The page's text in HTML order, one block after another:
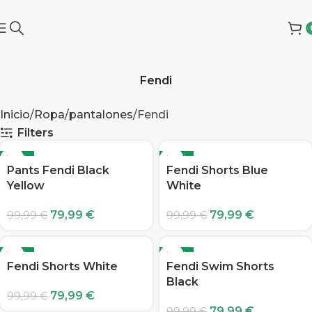
Fendi
Inicio Ropa pantalones Fendi
Filters
-20%
Pants Fendi Black
Yellow
99,99€ 79,99 €
-20%
Fendi Shorts Blue
White
99,99€ 79,99 €
-20%
Fendi Shorts White
99,99€ 79,99 €
-20%
Fendi Swim Shorts
Black